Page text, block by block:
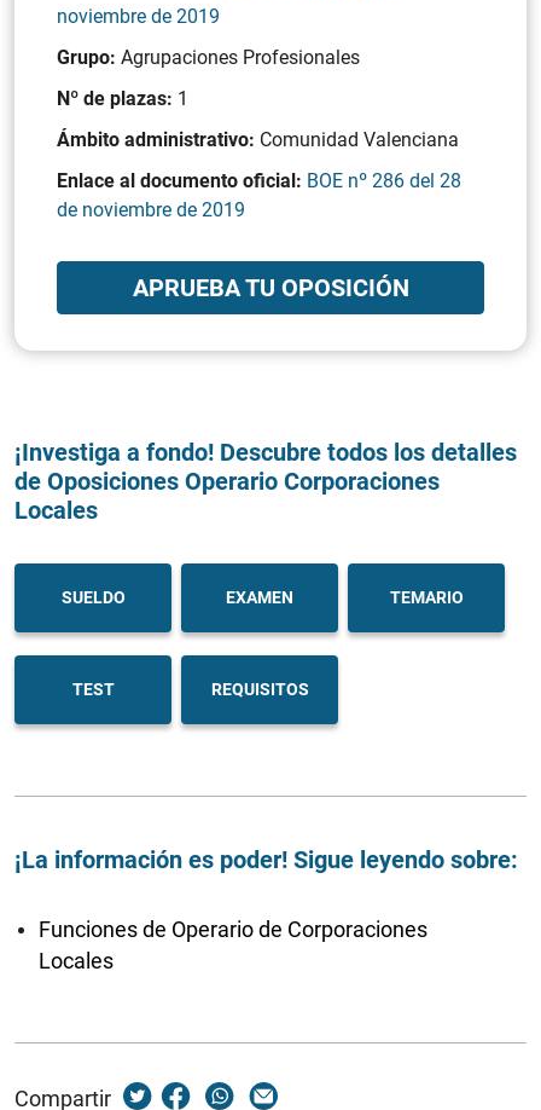
noviembre de 2019
Grupo: Agrupaciones Profesionales
Nº de plazas: 1
Ámbito administrativo: Comunidad Valenciana
Enlace al documento oficial: BOE nº 286 del 28
de noviembre de 2019
APRUEBA TU OPOSICIÓN
¡Investiga a fondo! Descubre todos los detalles
de Oposiciones Operario Corporaciones
Locales
SUELDO EXAMEN TEMARIO
TEST REQUISITOS
¡La información es poder! Sigue leyendo sobre:
Funciones de Operario de Corporaciones
Locales
Compartir